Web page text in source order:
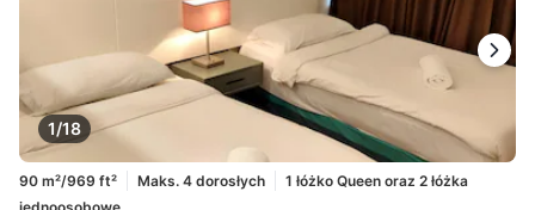
1/18
90 m²/969 ft² Maks. 4 dorosłych
1 łóżko Queen oraz 2 łóżka